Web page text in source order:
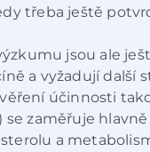
třeba ještě
jsou ale
a vyžadují další
účinnosti
se zaměřuje
a